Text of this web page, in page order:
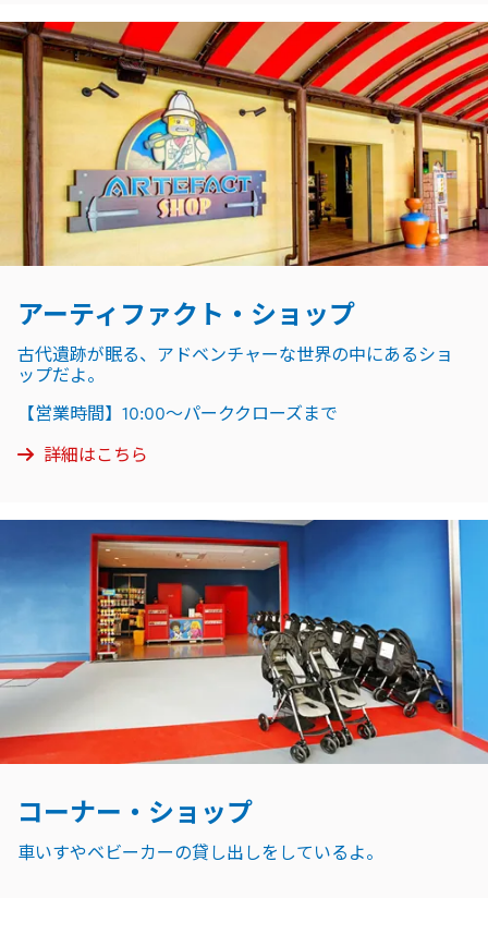
アーティファクト・ショップ
古代遺跡が眠る、アドベンチャーな世界の中にあるショ
ップだよ。
【営業時間】10:00～パーククローズまで
詳細はこちら
コーナー・ショップ
車いすやベビーカーの貸し出しをしているよ。